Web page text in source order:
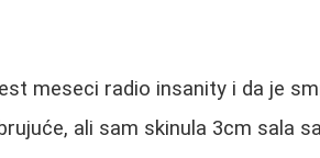
meseci radio insanity i da je
ali sam skinula 3cm sala